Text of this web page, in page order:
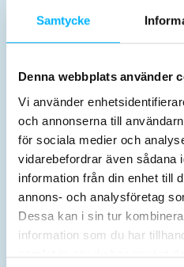
Samtycke
Denna webbplats använder
Vi använder
och annonserna till
för sociala medier och
vidarebefordrar även sådana
information från din enhet till
annons- och analysföretag
Dessa kan i sin tur
information som du har
samlat in när du har använt
Planera
Billetter og priser